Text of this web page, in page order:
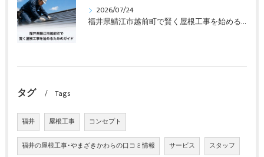
2026/07/24
福井県鯖江市越前町で賢く屋根工事を始めるためのガイド
タグ Tags
福井 屋根工事 コンセプト
福井の屋根工事･やまざきかわらの口コミ情報 サービス スタッフ